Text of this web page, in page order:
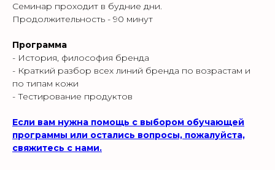
Семинар проходит в будние дни.
Продолжительность - 90 минут
Программа
- История, философия бренда
- Краткий разбор всех линий бренда по возрастам и
по типам кожи
- Тестирование продуктов
Если вам нужна помощь с выбором обучающей
программы или остались вопросы, пожалуйста,
свяжитесь с нами.